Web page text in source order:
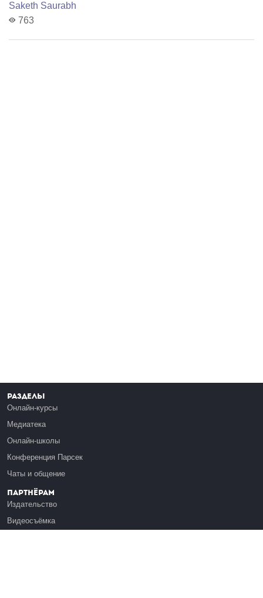
Saketh Saurabh
763
Разделы
Онлайн-курсы
Медиатека
Онлайн-школы
Конференция Парсек
Чаты и общение
Партнёрам
Издательство
Видеосъёмка